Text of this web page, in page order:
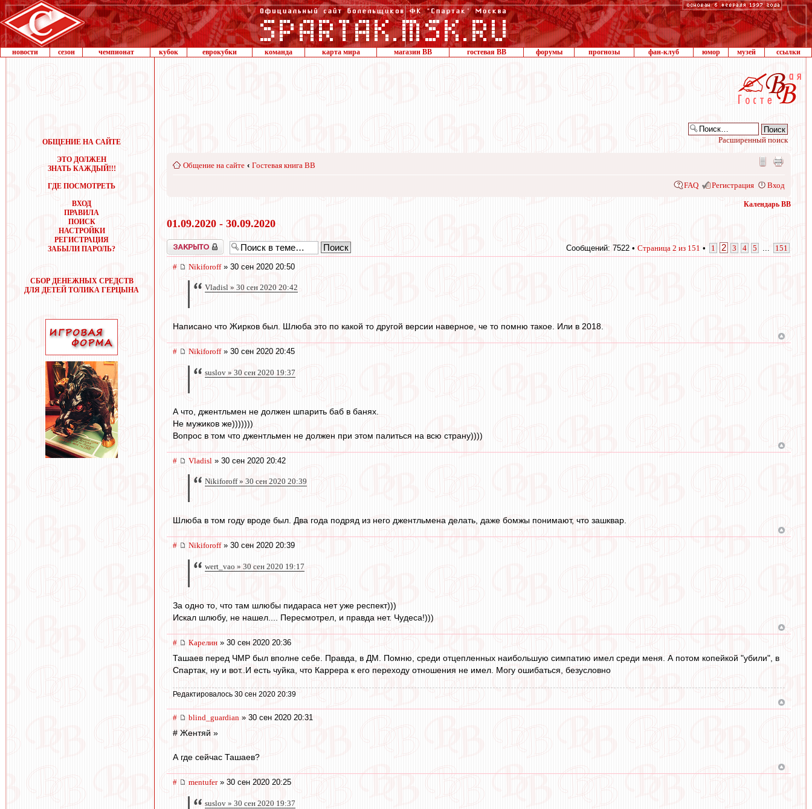
новости сезон чемпионат кубок еврокубки команда карта мира магазин ВВ гостевая ВВ форумы прогнозы фан-клуб юмор музей ссылки
ОБЩЕНИЕ НА САЙТЕ
ЭТО ДОЛЖЕН
ЗНАТЬ КАЖДЫЙ!!!
ГДЕ ПОСМОТРЕТЬ
ВХОД
ПРАВИЛА
ПОИСК
НАСТРОЙКИ
РЕГИСТРАЦИЯ
ЗАБЫЛИ ПАРОЛЬ?
СБОР ДЕНЕЖНЫХ СРЕДСТВ
ДЛЯ ДЕТЕЙ ТОЛИКА ГЕРЦЫНА
Расширенный поиск
Общение на сайте ‹ Гостевая книга ВВ
FAQ Регистрация Вход
Календарь ВВ
01.09.2020 - 30.09.2020
Закрыто Сообщений: 7522 • Страница 2 из 151 • 1 2 3 4 5 151
# Nikiforoff» 30 сен 2020 20:50
Vladisl » 30 сен 2020 20:42
Написано что Жирков был. Шлюба это по какой то другой версии наверное, че то помню такое. Или в 2018.
# Nikiforoff» 30 сен 2020 20:45
suslov » 30 сен 2020 19:37
А что, джентльмен не должен шпарить баб в банях.
Не мужиков же)))))))
Вопрос в том что джентльмен не должен при этом палиться на всю страну))))
# Vladisl » 30 сен 2020 20:42
Nikiforoff » 30 сен 2020 20:39
Шлюба в том году вроде был. Два года подряд из него джентльмена делать, даже бомжы понимают, что зашквар.
# Nikiforoff» 30 сен 2020 20:39
wert_vao » 30 сен 2020 19:17
За одно то, что там шлюбы пидараса нет уже респект)))
Искал шлюбу, не нашел.... Пересмотрел, и правда нет. Чудеса!)))
# Карелин » 30 сен 2020 20:36
Ташаев перед ЧМР был вполне себе. Правда, в ДМ. Помню, среди отцепленных наибольшую симпатию имел среди меня. А потом копейкой "убили", в
Спартак, ну и вот..И есть чуйка, что Каррера к его переходу отношения не имел. Могу ошибаться, безусловно
Редактировалось 30 сен 2020 20:39
# blind_guardian » 30 сен 2020 20:31
# Жентяй »
А где сейчас Ташаев?
# mentufer» 30 сен 2020 20:25
suslov » 30 сен 2020 19:37